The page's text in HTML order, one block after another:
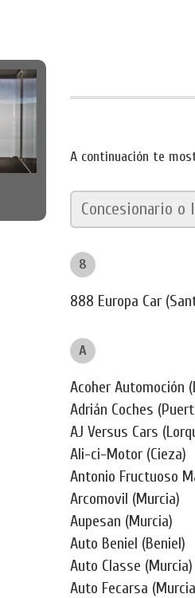
A continuación te
8
888 Europa Car
A
Acoher Automoción
Adrián Coches
AJ Versus Cars
Ali-ci-Motor (Cieza)
Antonio Fructuoso
Arcomovil (Murcia)
Aupesan (Murcia)
Auto Beniel (Beniel)
Auto Classe (Murcia)
Auto Fecarsa